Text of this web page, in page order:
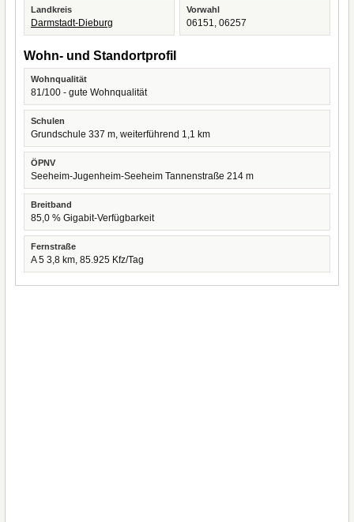
Landkreis
Darmstadt-Dieburg
Vorwahl
06151, 06257
Wohn- und Standortprofil
Wohnqualität
81/100 - gute Wohnqualität
Schulen
Grundschule 337 m, weiterführend 1,1 km
ÖPNV
Seeheim-Jugenheim-Seeheim Tannenstraße 214 m
Breitband
85,0 % Gigabit-Verfügbarkeit
Fernstraße
A 5 3,8 km, 85.925 Kfz/Tag